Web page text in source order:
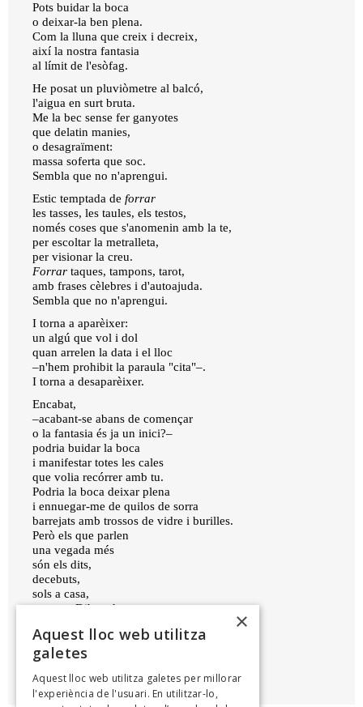
Pots buidar la boca
o deixar-la ben plena.
Com la lluna que creix i decreix,
així la nostra fantasia
al límit de l'esòfag.
He posat un pluviòmetre al balcó,
l'aigua en surt bruta.
Me la bec sense fer ganyotes
que delatin manies,
o desagraïment:
massa soferta que soc.
Sembla que no n'aprengui.
Estic temptada de forrar
les tasses, les taules, els testos,
només coses que s'anomenin amb la te,
per escoltar la metralleta,
per visionar la creu.
Forrar taques, tampons, tarot,
amb frases cèlebres i d'autoajuda.
Sembla que no n'aprengui.
I torna a aparèixer:
un algú que vol i dol
quan arrelen la data i el lloc
–n'hem prohibit la paraula "cita"–.
I torna a desaparèixer.
Encabat,
–acabant-se abans de començar
o la fantasia és ja un inici?–
podria buidar la boca
i manifestar totes les cales
que volia recórrer amb tu.
Podria la boca deixar plena
i ennuegar-me de quilos de sorra
barrejats amb trossos de vidre i burilles.
Però els que parlen
una vegada més
són els dits,
decebuts,
sols a casa,
evocant Dibutade
Amb la melsa a la butxaca, 2023
×
Aquest lloc web utilitza
galetes
Aquest lloc web utilitza galetes per millorar
l'experiència de l'usuari. En utilitzar-lo,